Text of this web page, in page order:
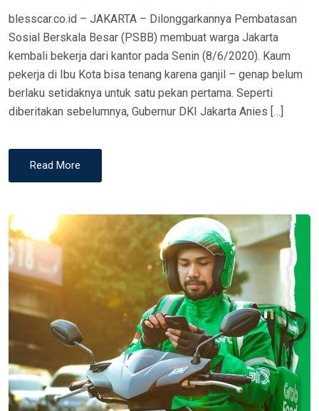
blesscar.co.id – JAKARTA – Dilonggarkannya Pembatasan
Sosial Berskala Besar (PSBB) membuat warga Jakarta
kembali bekerja dari kantor pada Senin (8/6/2020). Kaum
pekerja di Ibu Kota bisa tenang karena ganjil – genap belum
berlaku setidaknya untuk satu pekan pertama. Seperti
diberitakan sebelumnya, Gubernur DKI Jakarta Anies […]
Read More